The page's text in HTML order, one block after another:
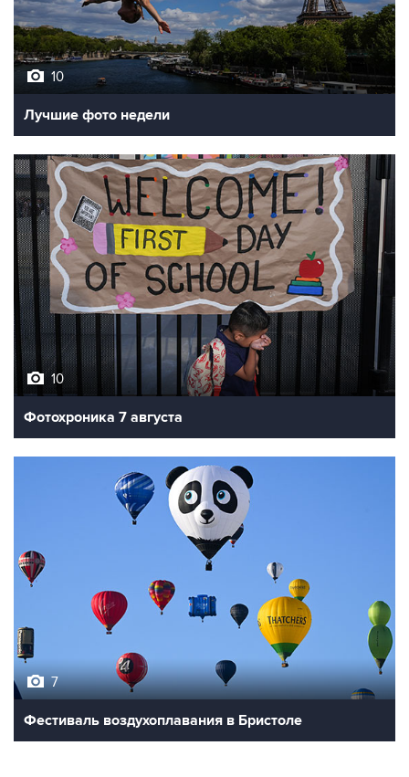
10
Лучшие фото недели
10
Фотохроника 7 августа
7
Фестиваль воздухоплавания в Бристоле